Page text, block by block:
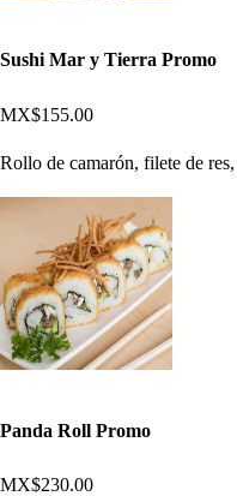
Sushi Mar y Tierra Promo
MX$155.00
Rollo de camarón, filete de
Panda Roll Promo
MX$230.00